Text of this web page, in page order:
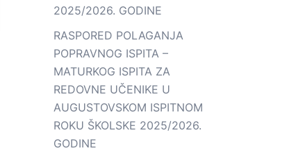
2025/2026. GODINE
RASPORED POLAGANJA
POPRAVNOG ISPITA –
MATURKOG ISPITA ZA
REDOVNE UČENIKE U
AUGUSTOVSKOM ISPITNOM
ROKU ŠKOLSKE 2025/2026.
GODINE